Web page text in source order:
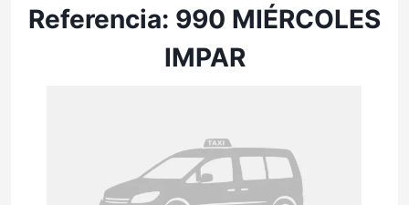
Referencia: 990 MIÉRCOLES
IMPAR